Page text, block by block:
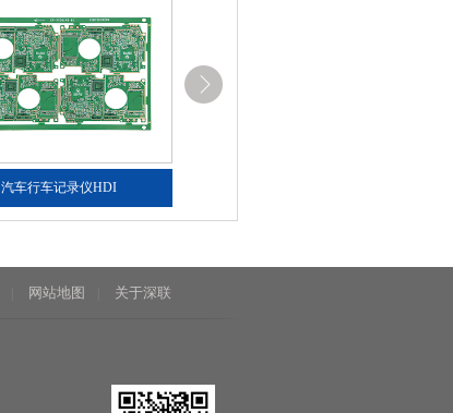
汽车行车记录仪HDI
网站地图 关于深联